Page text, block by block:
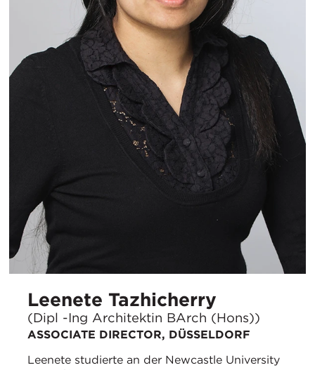
Leenete Tazhicherry
(Dipl -Ing Architektin BArch (Hons))
ASSOCIATE DIRECTOR, DÜSSELDORF
Leenete studierte an der Newcastle University